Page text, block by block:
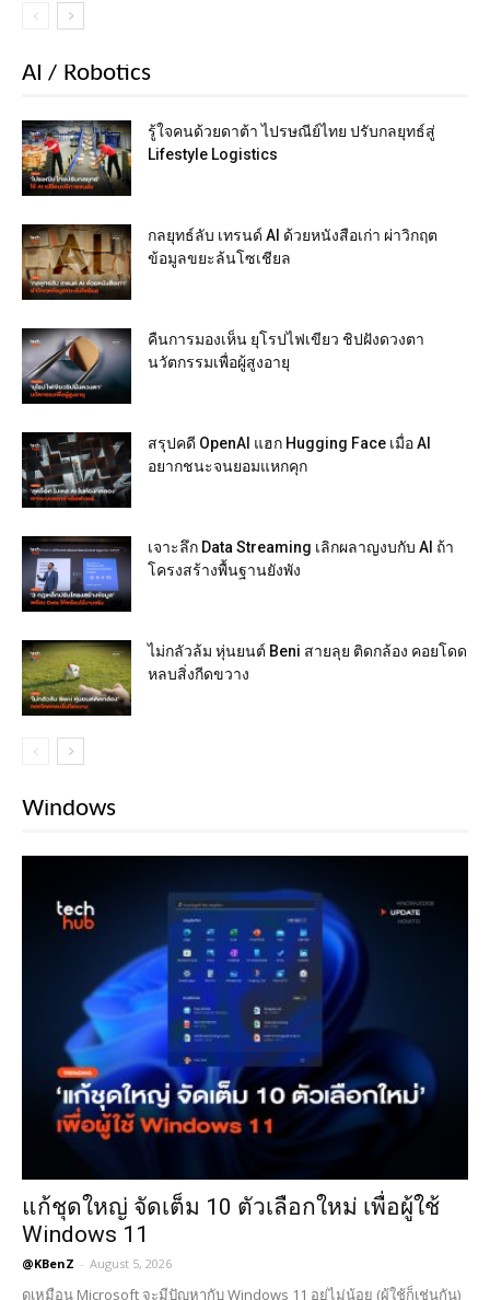
AI / Robotics
รู้ใจคนด้วยดาต้า ไปรษณีย์ไทย ปรับกลยุทธ์สู่
Lifestyle Logistics
กลยุทธ์ลับ เทรนด์ AI ด้วยหนังสือเก่า ผ่าวิกฤต
ข้อมูลขยะล้นโซเชียล
คืนการมองเห็น ยุโรปไฟเขียว ชิปฝังดวงตา
นวัตกรรมเพื่อผู้สูงอายุ
สรุปคดี OpenAI แฮก Hugging Face เมื่อ AI
อยากชนะจนยอมแหกคุก
เจาะลึก Data Streaming เลิกผลาญงบกับ AI ถ้า
โครงสร้างพื้นฐานยังพัง
ไม่กลัวล้ม หุ่นยนต์ Beni สายลุย ติดกล้อง คอยโดด
หลบสิ่งกีดขวาง
Windows
แก้ชุดใหญ่ จัดเต็ม 10 ตัวเลือกใหม่ เพื่อผู้ใช้
Windows 11
@KBenZ - August 5, 2026
ดูเหมือน Microsoft จะมีปัญหากับ Windows 11 อยู่ไม่น้อย (ผู้ใช้ก็เช่นกัน)